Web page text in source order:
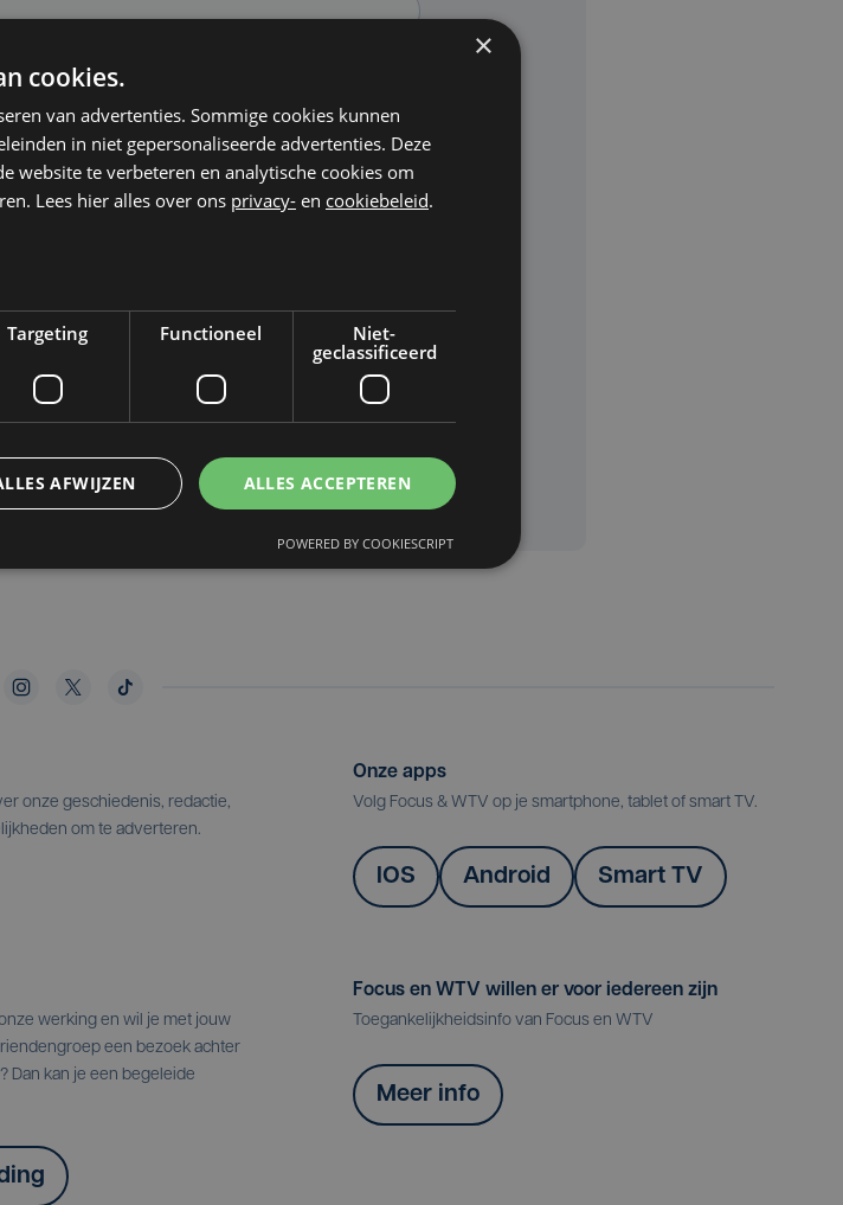
zal worden*
onze geschiedenis, redactie,
om te adverteren.
Onze apps
Volg Focus & WTV op je smartphone, tablet of smart TV.
IOS Android Smart TV
werking en wil je met jouw
een bezoek achter
Dan kan je een begeleide
Focus en WTV willen er voor iedereen zijn
Toegankelijkheidsinfo van Focus en WTV
Meer info
×
cookies.
van advertenties. Sommige cookies kunnen
in niet gepersonaliseerde advertenties. Deze
website te verbeteren en analytische cookies om
Lees hier alles over ons privacy- en cookiebeleid.
Targeting Functioneel
Niet-
geclassificeerd
ALLES ACCEPTEREN
AFWIJZEN
POWERED BY COOKIESCRIPT